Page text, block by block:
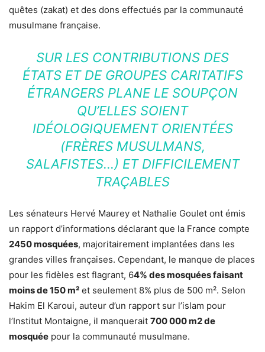
quêtes (zakat) et des dons effectués par la communauté
musulmane française.
SUR LES CONTRIBUTIONS DES
ÉTATS ET DE GROUPES CARITATIFS
ÉTRANGERS PLANE LE SOUPÇON
QU’ELLES SOIENT
IDÉOLOGIQUEMENT ORIENTÉES
(FRÈRES MUSULMANS,
SALAFISTES…) ET DIFFICILEMENT
TRAÇABLES
Les sénateurs Hervé Maurey et Nathalie Goulet ont émis
un rapport d’informations déclarant que la France compte
2450 mosquées, majoritairement implantées dans les
grandes villes françaises. Cependant, le manque de places
pour les fidèles est flagrant, 64% des mosquées faisant
moins de 150 m² et seulement 8% plus de 500 m². Selon
Hakim El Karoui, auteur d’un rapport sur l’islam pour
l’Institut Montaigne, il manquerait 700 000 m2 de
mosquée pour la communauté musulmane.